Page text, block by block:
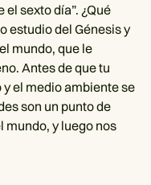
sexto día”. ¿Qué
estudio del Génesis y
mundo, que le
Antes de que tu
el medio ambiente se
son un punto de
mundo, y luego nos